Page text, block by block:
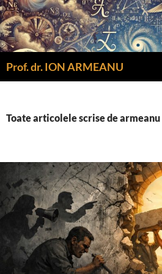
Sari
la
conținut
Prof. dr. ION ARMEANU
Toate articolele scrise de armeanu